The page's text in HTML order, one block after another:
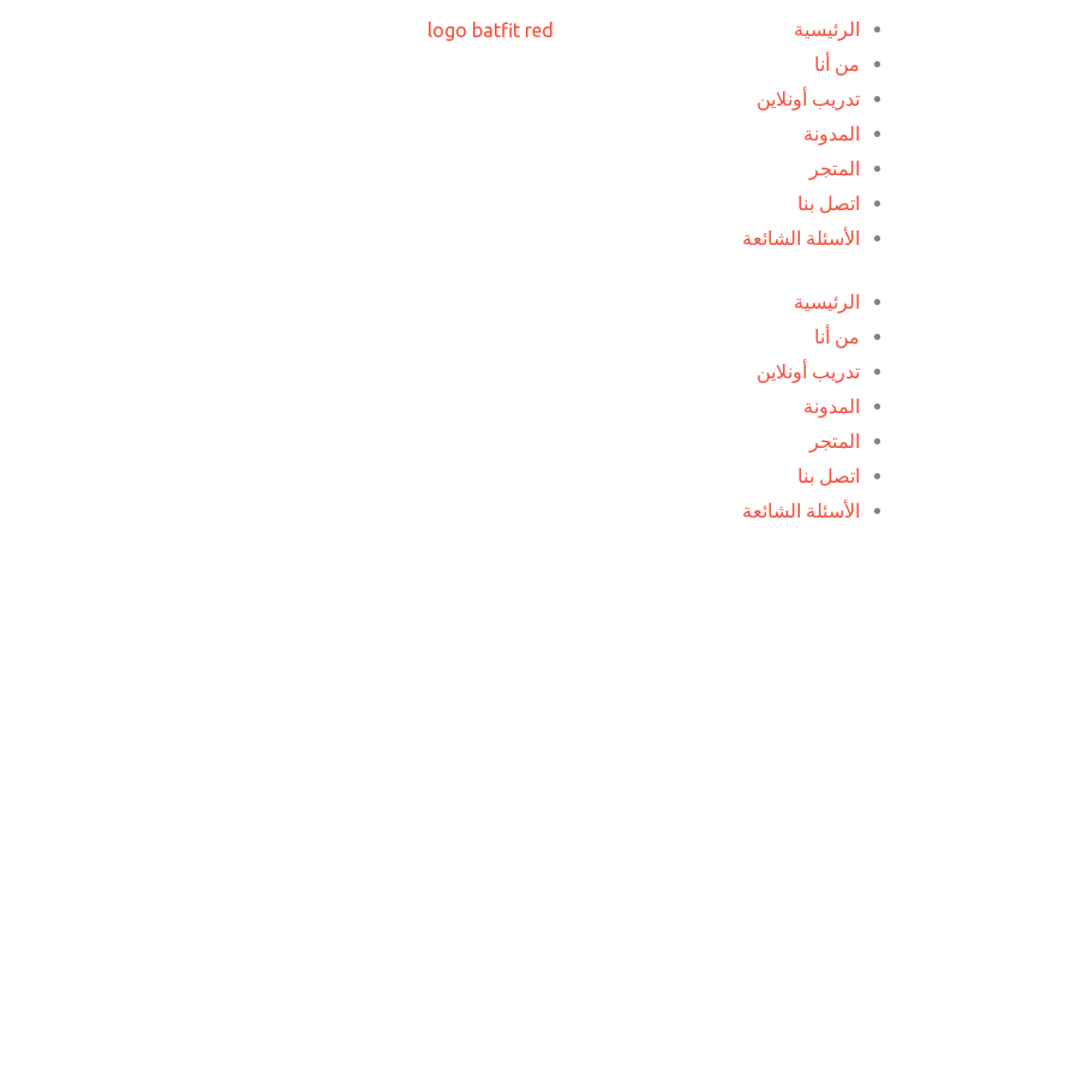
الرئيسية
من أنا
تدريب أونلاين
المدونة
المتجر
اتصل بنا
الأسئلة الشائعة
الرئيسية
من أنا
تدريب أونلاين
المدونة
المتجر
اتصل بنا
الأسئلة الشائعة